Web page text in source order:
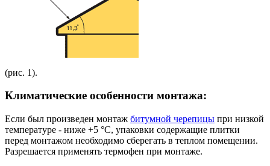
(рис. 1).
Климатические особенности монтажа:
Если был произведен монтаж битумной черепицы при низкой
температуре - ниже +5 °С, упаковки содержащие плитки
перед монтажом необходимо сберегать в теплом помещении.
Разрешается применять термофен при монтаже.